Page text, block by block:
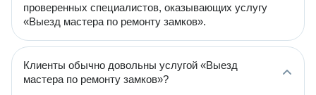
проверенных специалистов, оказывающих услугу
«Выезд мастера по ремонту замков».
Клиенты обычно довольны услугой «Выезд
мастера по ремонту замков»?